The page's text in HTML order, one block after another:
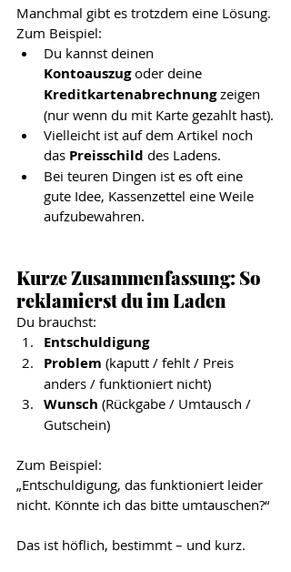
Manchmal gibt es trotzdem eine Lösung.
Zum Beispiel:
Du kannst deinen
Kontoauszug oder deine
Kreditkartenabrechnung zeigen
(nur wenn du mit Karte gezahlt hast).
Vielleicht ist auf dem Artikel noch
das Preisschild des Ladens.
Bei teuren Dingen ist es oft eine
gute Idee, Kassenzettel eine Weile
aufzubewahren.
Kurze Zusammenfassung: So
reklamierst du im Laden
Du brauchst:
Entschuldigung
Problem (kaputt / fehlt / Preis
anders / funktioniert nicht)
Wunsch (Rückgabe / Umtausch /
Gutschein)
Zum Beispiel:
„Entschuldigung, das funktioniert leider
nicht. Könnte ich das bitte umtauschen?“
Das ist höflich, bestimmt – und kurz.